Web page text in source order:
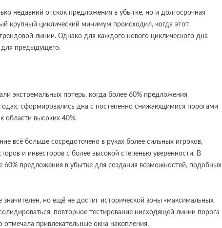
недавний отскок предложения в убытке, но и долгосрочная
крупный циклический минимум происходил, когда этот
линии. Однако для каждого нового циклического дна
для предыдущего.
экстремальных потерь, когда более 60% предложения
сформировались дна с постепенно снижающимися порогами
области высоких 40%.
всё больше сосредоточено в руках более сильных игроков,
и инвесторов с более высокой степенью уверенности. В
60% предложения в убытке для создания возможностей, подобных
значителен, но ещё не достиг исторической зоны «максимальных
повторное тестирование нисходящей линии порога
привлекательные окна накопления.